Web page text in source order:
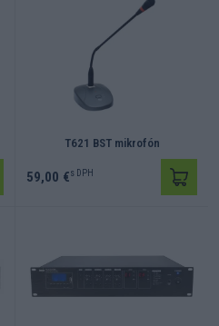
T621 BST mikrofón
59,00 €s DPH